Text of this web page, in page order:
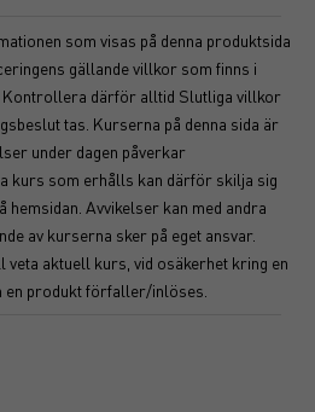
som visas på denna produktsida
gällande villkor som finns i
Kontrollera därför alltid Slutliga villkor
tas. Kurserna på denna sida är
under dagen påverkar
kurs som erhålls kan därför skilja sig
hemsidan. Avvikelser kan med andra
av kurserna sker på eget ansvar.
veta aktuell kurs, vid osäkerhet kring en
produkt förfaller/inlöses.